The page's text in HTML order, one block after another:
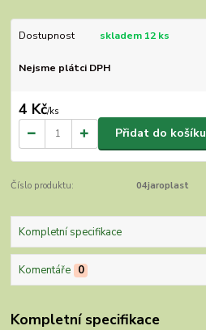
Dostupnost skladem 12 ks
Nejsme plátci DPH
4 Kč/ks
Přidat do košíku
Číslo produktu: 04jaroplast
Kompletní specifikace
Komentáře 0
Kompletní specifikace